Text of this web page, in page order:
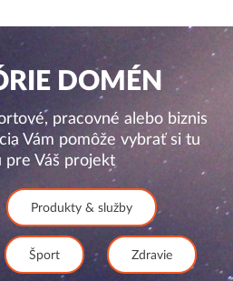
DOMÉN
pracovné alebo biznis
Vám pomôže vybrať si tu
pre Váš projekt
Produkty & služby
Šport Zdravie